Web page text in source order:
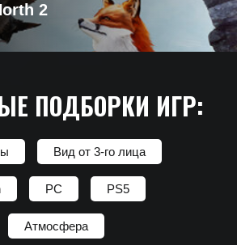
2
ПОДБОРКИ ИГР:
Вид от 3-го лица
PC PS5
Атмосфера